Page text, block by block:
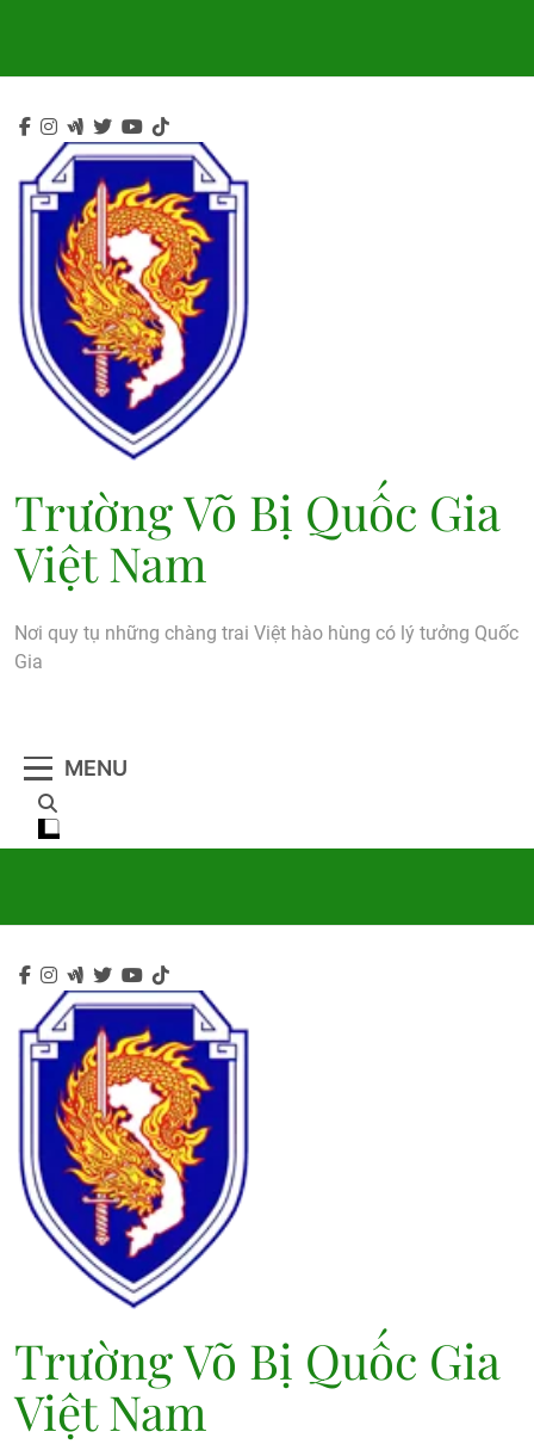
Trường Võ Bị Quốc Gia
Việt Nam
Nơi quy tụ những chàng trai Việt hào hùng có lý tưởng Quốc
Gia
MENU
Trường Võ Bị Quốc Gia
Việt Nam